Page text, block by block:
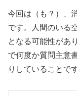
今回は（も？）、
です。人間のいる
となる可能性があ
で何度か質問主意
りしていることです